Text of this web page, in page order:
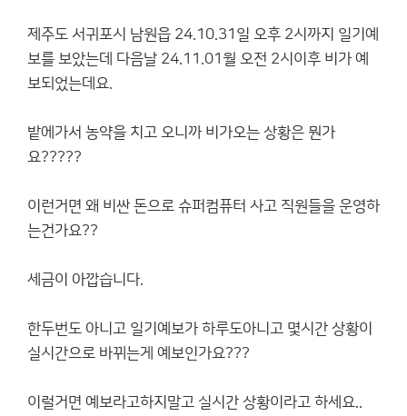
제주도 서귀포시 남원읍 24.10.31일 오후 2시까지 일기예
보를 보았는데 다음날 24.11.01월 오전 2시이후 비가 예
보되었는데요.
밭에가서 농약을 치고 오니까 비가오는 상황은 뭔가
요?????
이런거면 왜 비싼 돈으로 슈퍼컴퓨터 사고 직원들을 운영하
는건가요??
세금이 아깝습니다.
한두번도 아니고 일기예보가 하루도아니고 몇시간 상황이
실시간으로 바뀌는게 예보인가요???
이럴거면 예보라고하지말고 실시간 상황이라고 하세요..